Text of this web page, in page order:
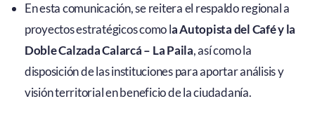
En esta comunicación, se reitera el respaldo regional a
proyectos estratégicos como la Autopista del Café y la
Doble Calzada Calarcá – La Paila, así como la
disposición de las instituciones para aportar análisis y
visión territorial en beneficio de la ciudadanía.